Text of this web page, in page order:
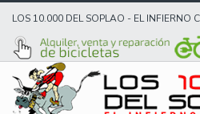
LOS 10.000 DEL SOPLAO - EL INFIERNO